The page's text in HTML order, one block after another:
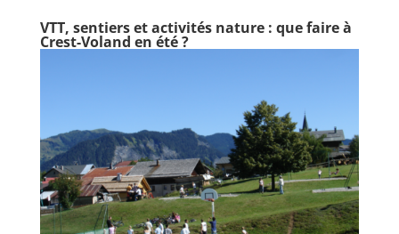
VTT, sentiers et activités nature : que faire à
Crest-Voland en été ?